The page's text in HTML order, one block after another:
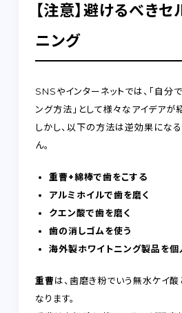
【注意】避けるべき
ニング
SNSやインターネットでは、「自分
ング方法」として様々なアイデアが
しかし、以下の方法は逆効果にな
ん。
重曹+綿棒で歯をこする
アルミホイルで歯を磨く
クエン酸で歯を磨く
歯の消しゴムを使う
海外製ホワイトニング製品を個
重曹は、歯磨き粉でいう無水ケイ酸
なります。